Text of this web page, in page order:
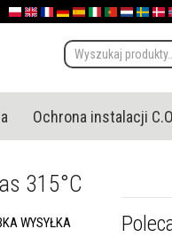
PolskaEnglish (UK)
FranceDeutschland
España
ItaliaPortugal
Nederland
Sverige
Ochrona instalacji
315°C
WYSYŁKA